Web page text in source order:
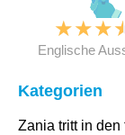
★★★★
Englische
Kategorien
Zania tritt in